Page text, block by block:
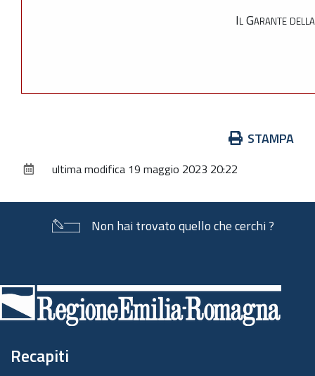
Il Garante
documento
STAMPA
ultima modifica 19 maggio 2023 20:22
Non hai trovato quello che cerchi ?
di
pagina
Recapiti